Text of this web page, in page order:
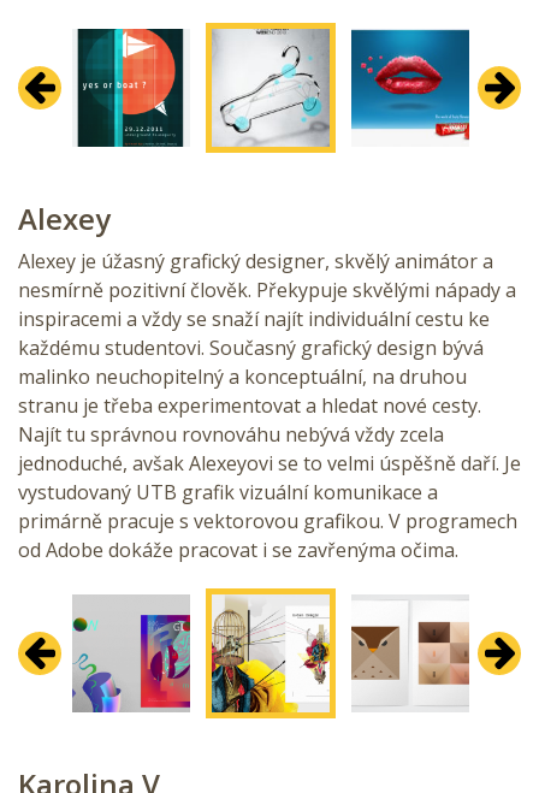
Předchozí Další
Alexey
Alexey je úžasný grafický designer, skvělý animátor a
nesmírně pozitivní člověk. Překypuje skvělými nápady a
inspiracemi a vždy se snaží najít individuální cestu ke
každému studentovi. Současný grafický design bývá
malinko neuchopitelný a konceptuální, na druhou
stranu je třeba experimentovat a hledat nové cesty.
Najít tu správnou rovnováhu nebývá vždy zcela
jednoduché, avšak Alexeyovi se to velmi úspěšně daří. Je
vystudovaný UTB grafik vizuální komunikace a
primárně pracuje s vektorovou grafikou. V programech
od Adobe dokáže pracovat i se zavřenýma očima.
Předchozí Další
Karolina V